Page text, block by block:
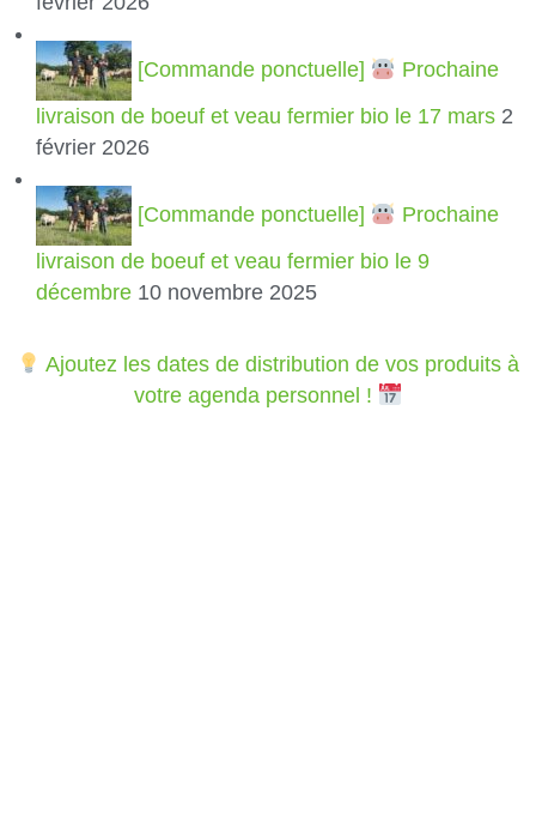
[Commande ponctuelle]
Prochaine
livraison de boeuf et veau fermier bio le 17 mars 2
février 2026
[Commande ponctuelle]
Prochaine
livraison de boeuf et veau fermier bio le 9
décembre 10 novembre 2025
Ajoutez les dates de distribution de vos produits à
votre agenda personnel !